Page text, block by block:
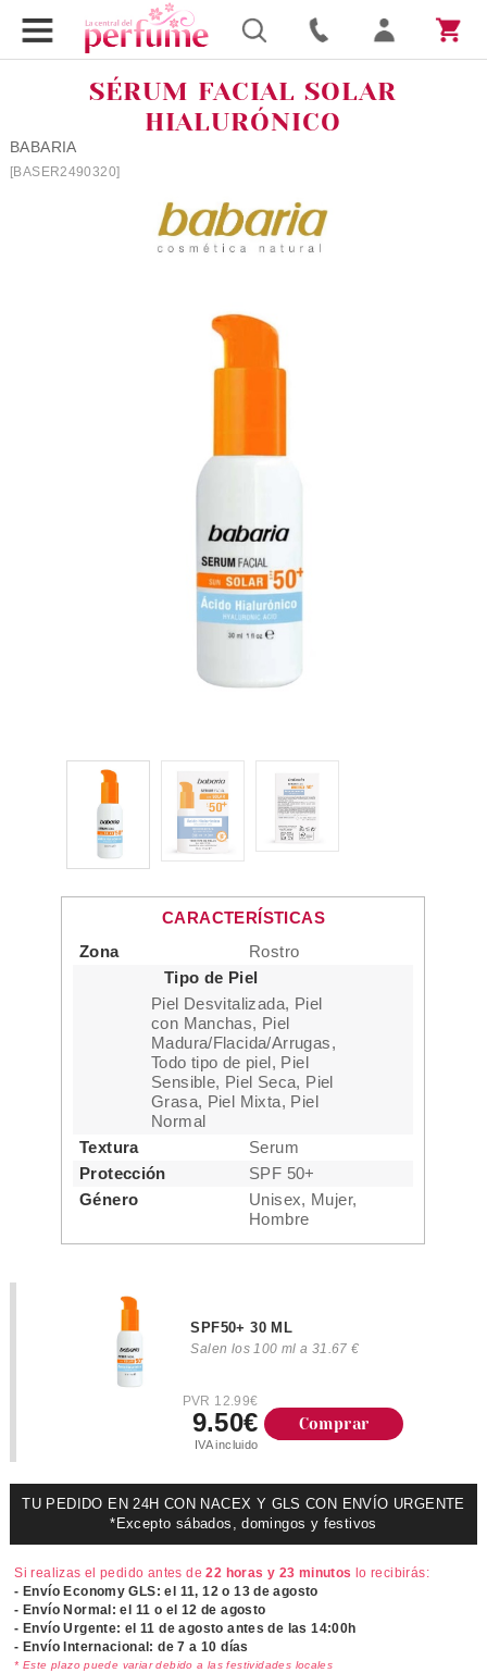
SÉRUM FACIAL SOLAR
HIALURÓNICO
BABARIA
[BASER2490320]
CARACTERÍSTICAS
Zona
Rostro
Tipo de Piel
Piel Desvitalizada, Piel
con Manchas, Piel
Madura/Flacida/Arrugas,
Todo tipo de piel, Piel
Sensible, Piel Seca, Piel
Grasa, Piel Mixta, Piel
Normal
Textura
Serum
Protección
SPF 50+
Género
Unisex, Mujer,
Hombre
SPF50+ 30 ML
Salen los 100 ml a 31.67 €
PVR 12.99€
9.50€
IVA incluido
Comprar
TU PEDIDO EN 24H CON NACEX Y GLS CON ENVÍO URGENTE
*Excepto sábados, domingos y festivos
Si realizas el pedido antes de22 horas y 23 minutos lo recibirás:
- Envío Economy GLS: el 11, 12 o 13 de agosto
- Envío Normal: el 11 o el 12 de agosto
- Envío Urgente: el11 de agosto antes de las 14:00h
- Envío Internacional: de 7 a 10 días
* Este plazo puede variar debido a las festividades locales